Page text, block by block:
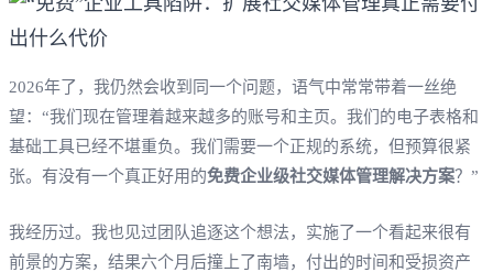
2026年了，我仍然会收到同一个问题，语气中常常带着一丝绝
望：“我们现在管理着越来越多的账号和主页。我们的电子表格和
基础工具已经不堪重负。我们需要一个正规的系统，但预算很紧
张。有没有一个真正好用的免费企业级社交媒体管理解决方案？”
我经历过。我也见过团队追逐这个想法，实施了一个看起来很有
前景的方案，结果六个月后撞上了南墙，付出的时间和受损资产